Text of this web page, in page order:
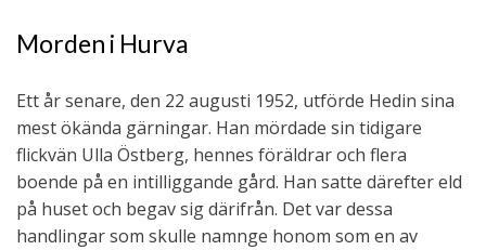
Morden i Hurva
Ett år senare, den 22 augusti 1952, utförde Hedin sina
mest ökända gärningar. Han mördade sin tidigare
flickvän Ulla Östberg, hennes föräldrar och flera
boende på en intilliggande gård. Han satte därefter eld
på huset och begav sig därifrån. Det var dessa
handlingar som skulle namnge honom som en av